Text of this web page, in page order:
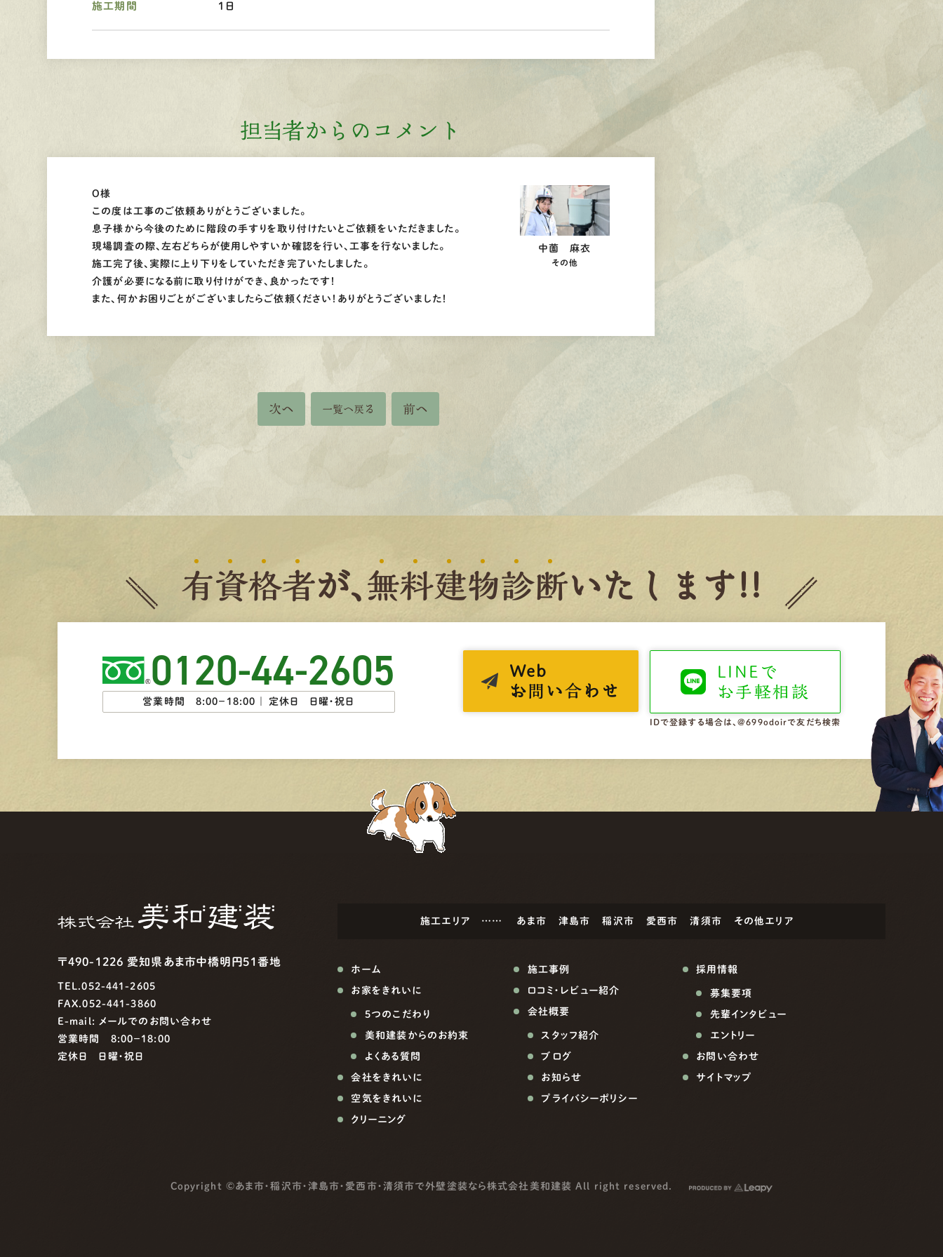
施工期間 １日
担当者からのコメント
O様
この度は工事のご依頼ありがとうございました。
息子様から今後のために階段の手すりを取り付けたいとご依頼をいただきました。
現場調査の際、左右どちらが使用しやすいか確認を行い、工事を行ないました。
施工完了後、実際に上り下りをしていただき完了いたしました。
介護が必要になる前に取り付けができ、良かったです！
また、何かお困りごとがございましたらご依頼ください！ありがとうございました！
中薗 麻衣
その他
次へ 一覧へ戻る 前へ
有資格者が、 無料建物診断いたします!!
0120-44-2605
営業時間 8:00−18:00 ｜ 定休日 日曜・祝日
Web
お問い合わせ
LINEで
お手軽相談
IDで登録する場合は、@699odoirで友だち検索
〒490-1226 愛知県あま市中橋明円51番地
TEL.052-441-2605
FAX.052-441-3860
E-mail: メールでのお問い合わせ
営業時間 8:00−18:00
定休日 日曜・祝日
施工エリア …… あま市 津島市 稲沢市 愛西市 清須市 その他エリア
ホーム
お家をきれいに
5つのこだわり
美和建装からのお約束
よくある質問
会社をきれいに
空気をきれいに
クリーニング
施工事例
口コミ・レビュー紹介
会社概要
スタッフ紹介
ブログ
お知らせ
プライバシーポリシー
採用情報
募集要項
先輩インタビュー
エントリー
お問い合わせ
サイトマップ
Copyright ©あま市・稲沢市・津島市・愛西市・清須市で外壁塗装なら株式会社美和建装 All right reserved.